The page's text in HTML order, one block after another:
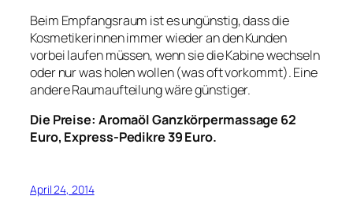
Beim Empfangsraum ist es ungünstig, dass die
Kosmetikerinnen immer wieder an den Kunden
vorbei laufen müssen, wenn sie die Kabine wechseln
oder nur was holen wollen (was oft vorkommt). Eine
andere Raumaufteilung wäre günstiger.
Die Preise: Aromaöl Ganzkörpermassage 62
Euro, Express-Pedikre 39 Euro.
April 24, 2014